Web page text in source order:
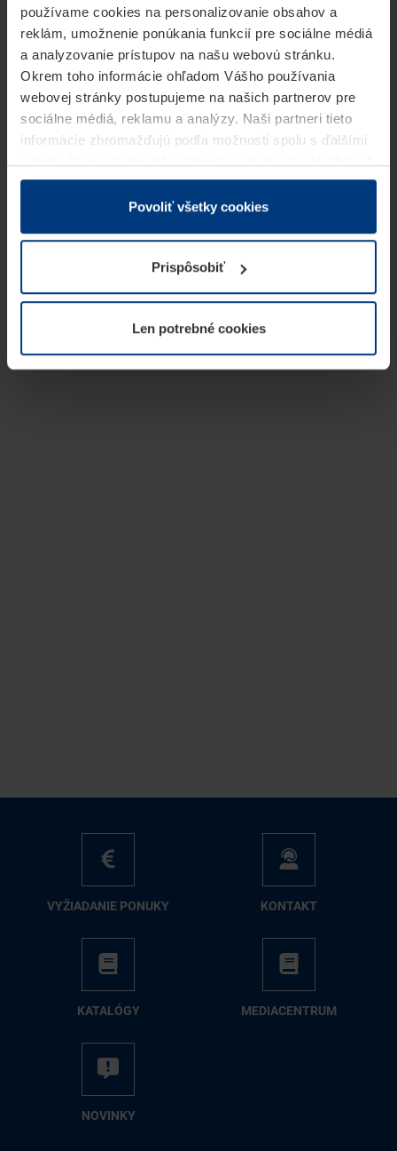
používame cookies na personalizovanie obsahov a
reklám, umožnenie ponúkania funkcií pre sociálne médiá
a analyzovanie prístupov na našu webovú stránku.
Okrem toho informácie ohľadom Vášho používania
webovej stránky postupujeme na našich partnerov pre
sociálne médiá, reklamu a analýzy. Naši partneri tieto
informácie zhromažďujú podľa možnosti spolu s ďalšími
v rámci Vášho využívania služieb.
Z právneho hľadiska môžeme cookies ukladať na Vašom
prevádzku tejto stránky. Pre všetky ostatné typy cookie
potrebujeme Vaše povolenie. Vaše povolenie môžete
kedykoľvek zmeniť alebo odvolať vo vysvetlení cookie
našej webovej stránky.
Povoliť všetky cookies
Prispôsobiť
Len potrebné cookies
VY­ŽIA­DA­NIE PO­NU­KY KON­TAKT
KA­TA­LÓ­GY ME­DIA­CEN­TRUM
NO­VIN­KY